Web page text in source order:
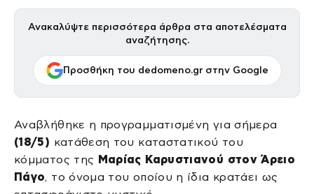
Ανακαλύψτε περισσότερα άρθρα στα αποτελέσματα
αναζήτησης.
Προσθήκη του dedomeno.gr στην Google
Αναβλήθηκε η προγραμματισμένη για σήμερα
(18/5) κατάθεση του καταστατικού του
κόμματος της Μαρίας Καρυστιανού στον Άρειο
Πάγο, το όνομα του οποίου η ίδια κρατάει ως